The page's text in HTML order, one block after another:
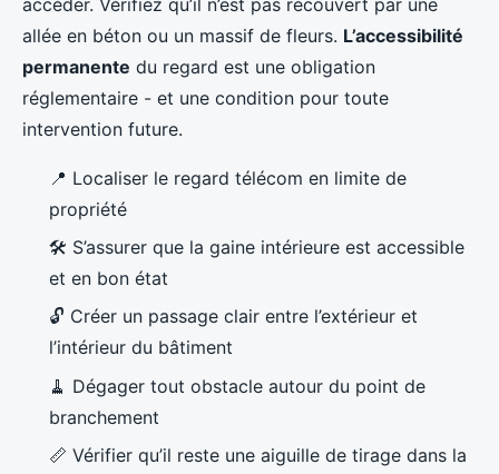
allée en béton ou un massif de fleurs. L’accessibilité
permanente du regard est une obligation
réglementaire - et une condition pour toute
intervention future.
📍 Localiser le regard télécom en limite de
propriété
🛠️ S’assurer que la gaine intérieure est accessible
et en bon état
🔓 Créer un passage clair entre l’extérieur et
l’intérieur du bâtiment
🧹 Dégager tout obstacle autour du point de
branchement
📏 Vérifier qu’il reste une aiguille de tirage dans la